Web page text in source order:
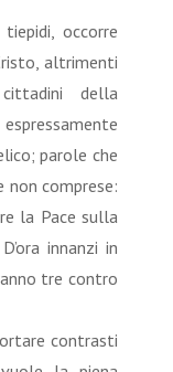
occorre
altrimenti
della
parole che
comprese:
la Pace sulla
innanzi in
tre contro
contrasti